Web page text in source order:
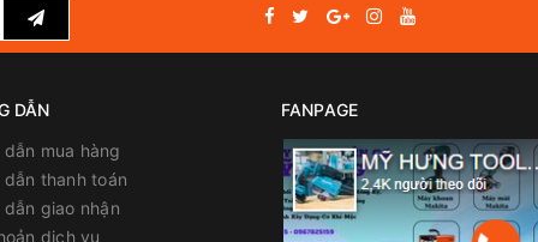
DẪN
mua hàng
thanh toán
giao nhận
dịch vụ
FANPAGE